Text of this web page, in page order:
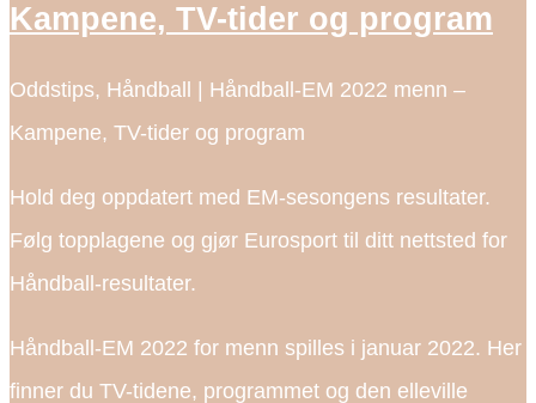
Kampene, TV-tider og program
Oddstips, Håndball | Håndball-EM 2022 menn –
Kampene, TV-tider og program
Hold deg oppdatert med EM-sesongens resultater.
Følg topplagene og gjør Eurosport til ditt nettsted for
Håndball-resultater.
Håndball-EM 2022 for menn spilles i januar 2022. Her
finner du TV-tidene, programmet og den elleville